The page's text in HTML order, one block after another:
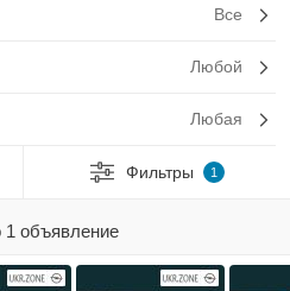
Все
Любой
Любая
Фильтры 1
1 объявление